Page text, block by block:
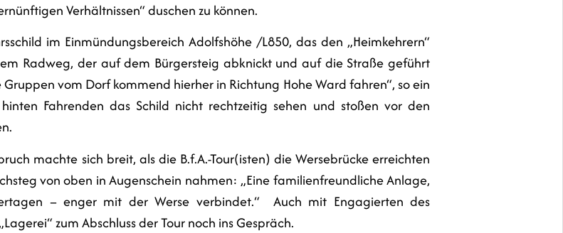
Verhältnissen“ duschen zu können.
im Einmündungsbereich Adolfshöhe /L850, das den „Heimkehrern“
Radweg, der auf dem Bürgersteig abknickt und auf die Straße geführt
vom Dorf kommend hierher in Richtung Hohe Ward fahren“, so ein
Fahrenden das Schild nicht rechtzeitig sehen und stoßen vor den
machte sich breit, als die B.f.A.-Tour(isten) die Wersebrücke erreichten
von oben in Augenschein nahmen: „Eine familienfreundliche Anlage,
– enger mit der Werse verbindet.“ Auch mit Engagierten des
zum Abschluss der Tour noch ins Gespräch.